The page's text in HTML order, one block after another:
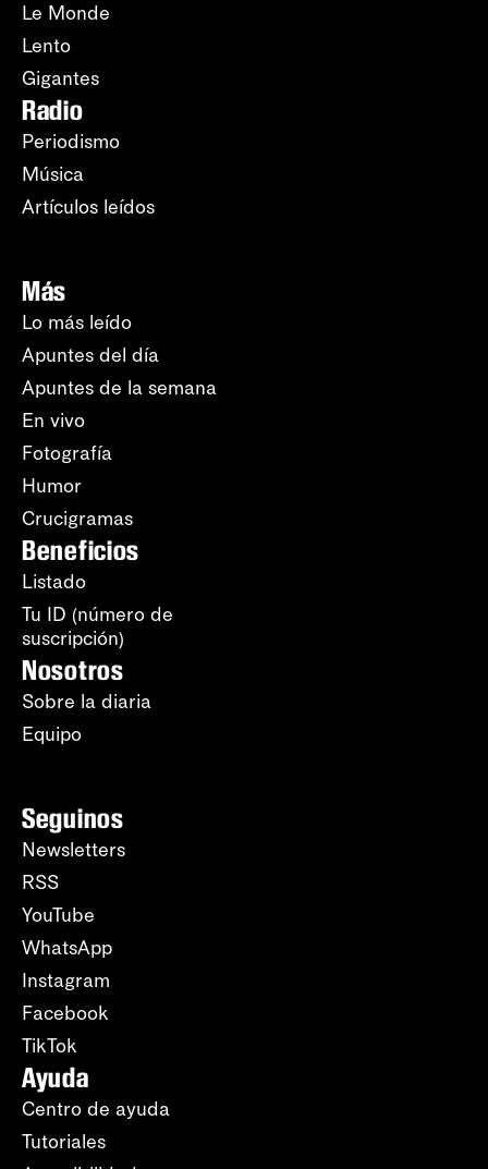
Le Monde
Lento
Gigantes
Radio
Periodismo
Música
Artículos leídos
Más
Lo más leído
Apuntes del día
Apuntes de la semana
En vivo
Fotografía
Humor
Crucigramas
Beneficios
Listado
Tu ID (número de
suscripción)
Nosotros
Sobre la diaria
Equipo
Seguinos
Newsletters
RSS
YouTube
WhatsApp
Instagram
Facebook
TikTok
Ayuda
Centro de ayuda
Tutoriales